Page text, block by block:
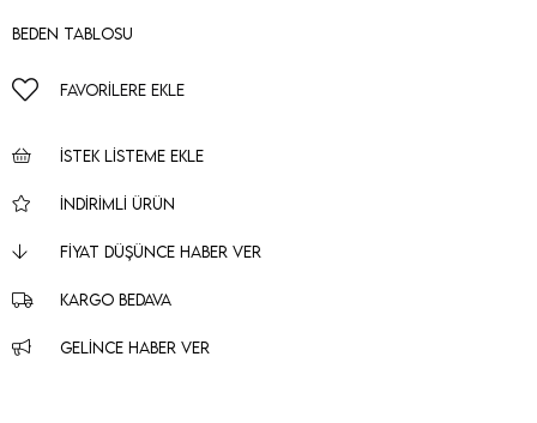
Beden Tablosu
FAVORILERE EKLE
İSTEK LISTEME EKLE
İNDIRIMLI ÜRÜN
FIYAT DÜŞÜNCE HABER VER
KARGO BEDAVA
GELINCE HABER VER